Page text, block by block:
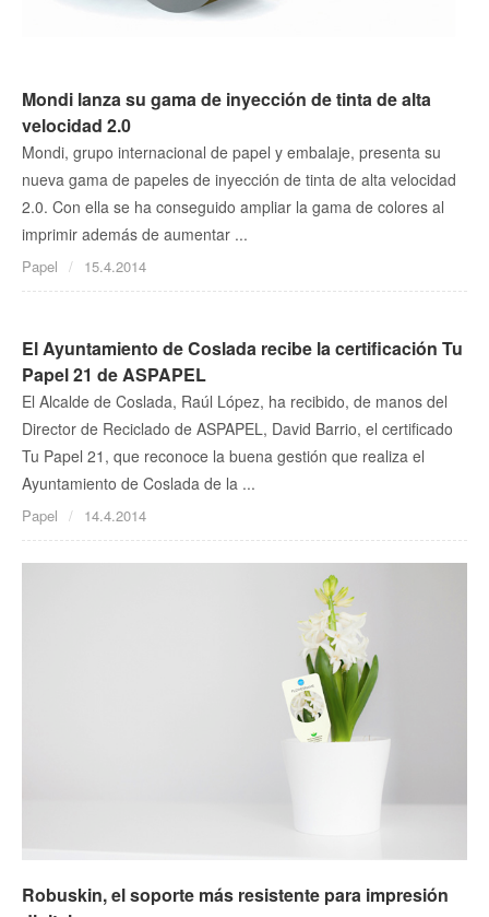
Mondi lanza su gama de inyección de tinta de alta
velocidad 2.0
Mondi, grupo internacional de papel y embalaje, presenta su
nueva gama de papeles de inyección de tinta de alta velocidad
2.0. Con ella se ha conseguido ampliar la gama de colores al
imprimir además de aumentar ...
Papel 15.4.2014
El Ayuntamiento de Coslada recibe la certificación Tu
Papel 21 de ASPAPEL
El Alcalde de Coslada, Raúl López, ha recibido, de manos del
Director de Reciclado de ASPAPEL, David Barrio, el certificado
Tu Papel 21, que reconoce la buena gestión que realiza el
Ayuntamiento de Coslada de la ...
Papel 14.4.2014
Robuskin, el soporte más resistente para impresión